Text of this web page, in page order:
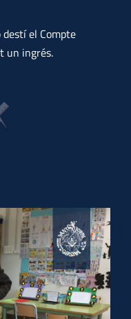
destí el Compte
un ingrés.